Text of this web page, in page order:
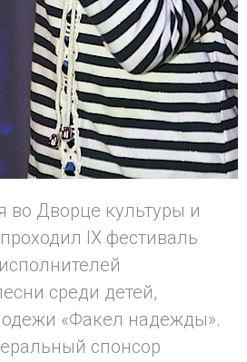
во Дворце культуры и
IX фестиваль
среди детей,
«Факел надежды».
спонсор